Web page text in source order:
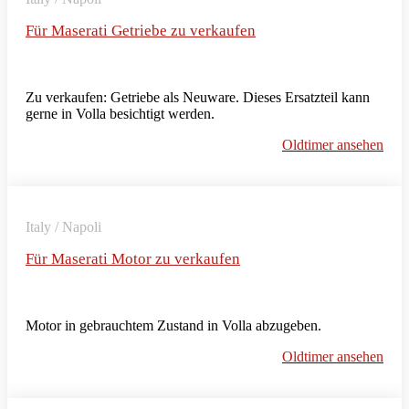
Für Maserati Getriebe zu verkaufen
Zu verkaufen: Getriebe als Neuware. Dieses Ersatzteil kann
gerne in Volla besichtigt werden.
Oldtimer ansehen
Italy / Napoli
Für Maserati Motor zu verkaufen
Motor in gebrauchtem Zustand in Volla abzugeben.
Oldtimer ansehen